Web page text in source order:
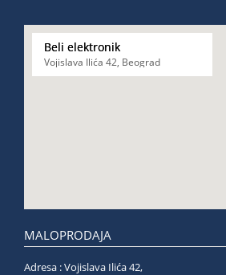
Beli elektronik
Vojislava Ilića 42, Beograd
MALOPRODAJA
Adresa : Vojislava Ilića 42,